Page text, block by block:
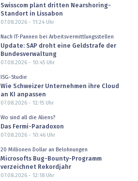
Swisscom plant dritten Nearshoring-
Standort in Lissabon
07.08.2026 - 11:24Uhr
Nach IT-Pannen bei Arbeitsvermittlungsstellen
Update: SAP droht eine Geldstrafe der
Bundesverwaltung
07.08.2026 - 10:45Uhr
ISG-Studie
Wie Schweizer Unternehmen ihre Cloud
an KI anpassen
07.08.2026 - 12:15Uhr
Wo sind all die Aliens?
Das Fermi-Paradoxon
07.08.2026 - 10:46Uhr
20 Millionen Dollar an Belohnungen
Microsofts Bug-Bounty-Programm
verzeichnet Rekordjahr
07.08.2026 - 12:18Uhr